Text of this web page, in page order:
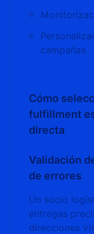
campañas
Cómo
fulfillment
directa
Validación
de errores
Un socio
entregas
direcciones